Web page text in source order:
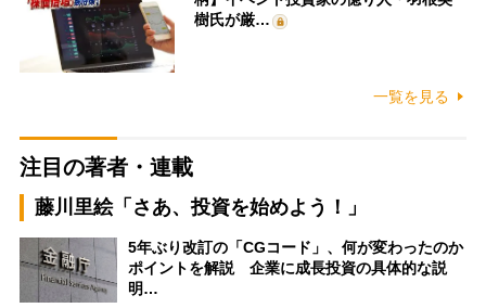
樹氏が厳…
一覧を見る
注目の著者・連載
藤川里絵「さあ、投資を始めよう！」
5年ぶり改訂の「CGコード」、何が変わったのか
ポイントを解説 企業に成長投資の具体的な説
明…